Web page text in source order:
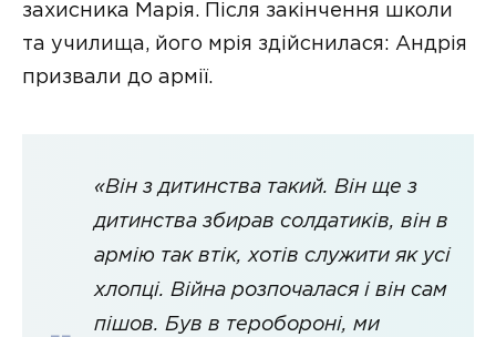
захисника Марія. Після закінчення школи
та училища, його мрія здійснилася: Андрія
призвали до армії.
«Він з дитинства такий. Він ще з
дитинства збирав солдатиків, він в
армію так втік, хотів служити як усі
хлопці. Війна розпочалася і він сам
пішов. Був в теробороні, ми